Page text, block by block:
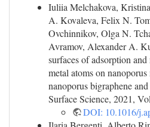
Iuliia Melchakova,
A. Kovaleva, Felix N.
Ovchinnikov, Olga N.
Avramov, Alexander A.
surfaces of adsorption
metal atoms on
nanoporus bigraphene
Surface Science, 2021,
DOI: 10.1016/